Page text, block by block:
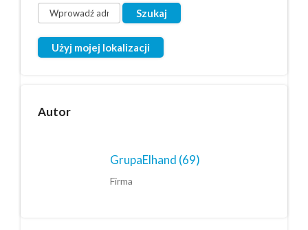
Użyj mojej lokalizacji
Autor
GrupaElhand (69)
Firma